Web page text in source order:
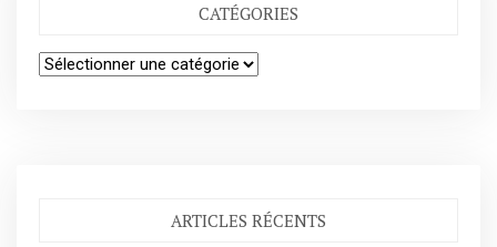
CATÉGORIES
Catégories
ARTICLES RÉCENTS